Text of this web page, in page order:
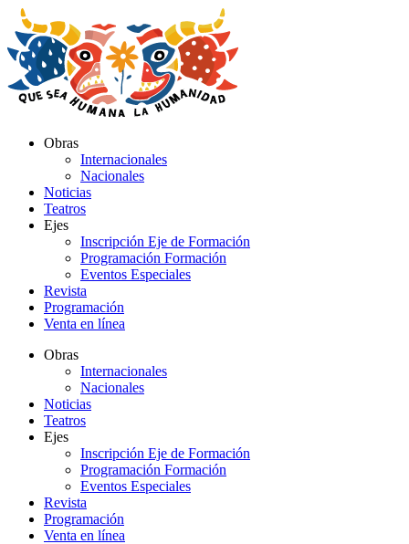
al
contenido
Obras
Internacionales
Nacionales
Noticias
Teatros
Ejes
Inscripción Eje de Formación
Programación Formación
Eventos Especiales
Revista
Programación
Venta en línea
Obras
Internacionales
Nacionales
Noticias
Teatros
Ejes
Inscripción Eje de Formación
Programación Formación
Eventos Especiales
Revista
Programación
Venta en línea